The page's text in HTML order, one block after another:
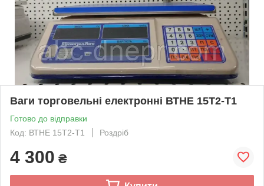
Ваги торговельні електронні ВТНЕ 15Т2-Т1
Готово до відправки
Код: ВТНЕ 15Т2-Т1
Роздріб
4 300 ₴